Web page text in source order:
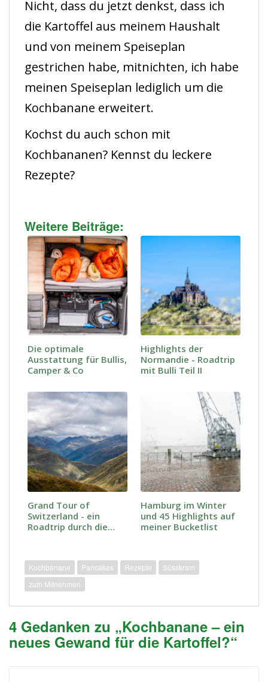
Nicht, dass du jetzt denkst, dass ich
die Kartoffel aus meinem Haushalt
und von meinem Speiseplan
gestrichen habe, mitnichten, ich habe
meinen Speiseplan lediglich um die
Kochbanane erweitert.
Kochst du auch schon mit
Kochbananen? Kennst du leckere
Rezepte?
Weitere Beiträge:
Die optimale
Ausstattung für Bullis,
Camper & Co
Highlights der
Normandie - Roadtrip
mit Bulli Teil II
Grand Tour of
Switzerland - ein
Roadtrip durch die
Hamburg im Winter
und 45 Highlights auf
meiner Bucketlist
Kochbanane Pancakes Rezepte
Süsskram
zum Mitnehmen
4 Gedanken zu „Kochbanane – ein
neues Gewand für die Kartoffel?“